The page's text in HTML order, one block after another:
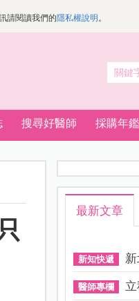
請閱讀我們的隱私權說明 。
搜尋好醫師 採購年鑑
最新文章
新知快遞
醫師專欄